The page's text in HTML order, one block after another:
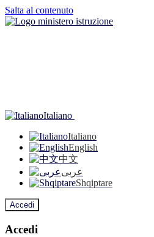
Salta al contenuto
Italiano
Italiano
English
中文
عربى
Shqiptare
Accedi
Accedi